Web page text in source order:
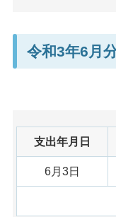
令和3年6月
支出年月日
6月3日